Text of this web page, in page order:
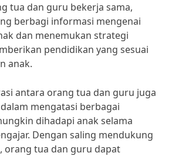
tua dan guru bekerja sama,
berbagi informasi mengenai
dan menemukan strategi
pendidikan yang sesuai
anak.
antara orang tua dan guru juga
mengatasi berbagai
dihadapi anak selama
Dengan saling mendukung
orang tua dan guru dapat